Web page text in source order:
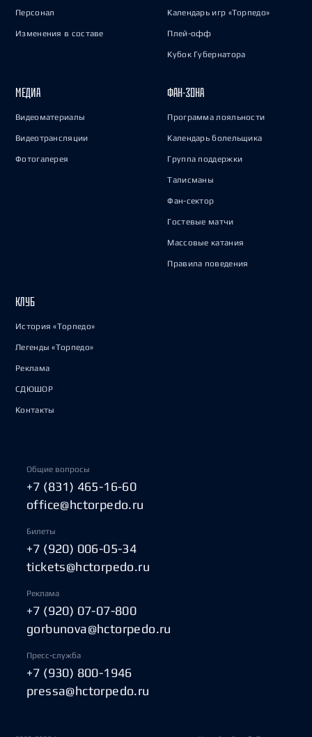
Персонал
Изменения в составе
Календарь игр «Торпедо»
Плей-офф
Кубок Губернатора
МЕДИА
Видеоматериалы
Видеотрансляции
Фотогалерея
ФАН-ЗОНА
Программа лояльности
Календарь болельщика
Группа поддержки
Талисманы
Фан-сектор
Гостевые матчи
Массовые катания
Правила поведения
КЛУБ
История «Торпедо»
Легенды «Торпедо»
Реклама
СДЮШОР
Контакты
Общие вопросы
+7 (831) 465-16-60
office@hctorpedo.ru
Билеты
+7 (920) 006-05-34
tickets@hctorpedo.ru
Реклама
+7 (920) 07-07-800
gorbunova@hctorpedo.ru
Пресс-служба
+7 (930) 800-1946
pressa@hctorpedo.ru